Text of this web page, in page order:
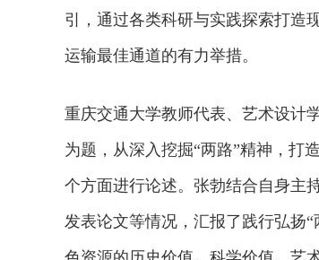
引，通过各类科研与实践探索打造
运输最佳通道的有力举措。
重庆交通大学教师代表、艺术设计
为题，从深入挖掘“两路”精神，打
个方面进行论述。张勃结合自身主
发表论文等情况，汇报了践行弘扬